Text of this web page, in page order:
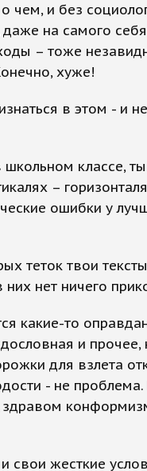
чем, и без
даже на самого себя
– тоже
хуже!
в этом - и не
школьном классе,
–
ошибки у
теток твои
нет ничего
какие-то
и прочее,
для взлета
- не проблема.
здравом
свои жесткие